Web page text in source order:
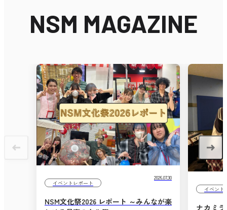
NSM MAGAZINE
イベントレポート
2026.07.30
NSM文化祭2026 レポート ～みんなが楽
イベント
ナカミ